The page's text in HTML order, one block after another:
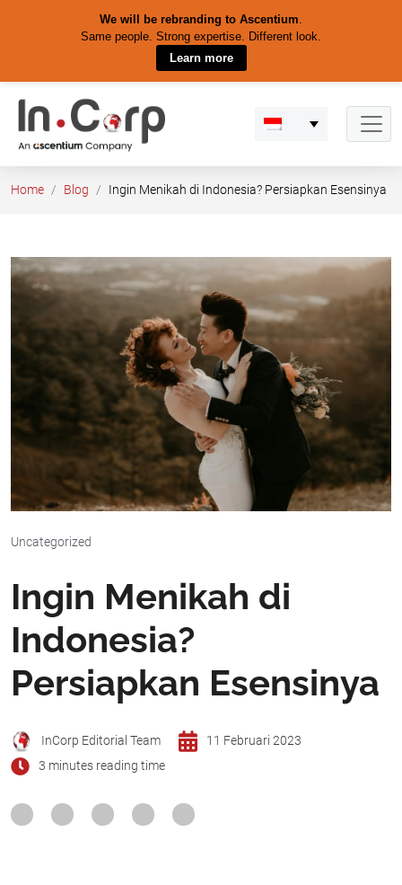
We will be rebranding to Ascentium.
Same people. Strong expertise. Different look.
Learn more
content
Home Blog Ingin Menikah di Indonesia? Persiapkan Esensinya
Uncategorized
Ingin Menikah di
Indonesia?
Persiapkan Esensinya
InCorp Editorial Team
11 Februari 2023
3 minutes reading time